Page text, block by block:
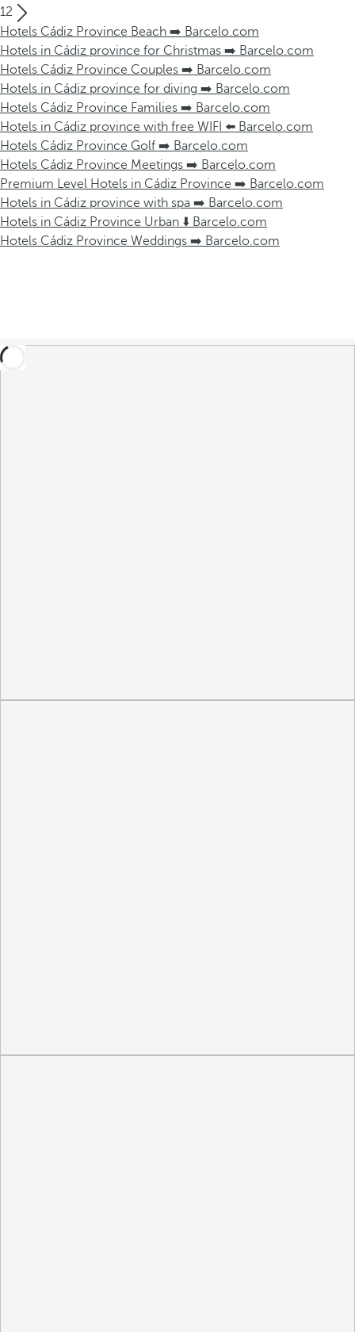
12
Hotels Cádiz Province Beach ➡️ Barcelo.com
Hotels in Cádiz province for Christmas ➡️ Barcelo.com
Hotels Cádiz Province Couples ➡️ Barcelo.com
Hotels in Cádiz province for diving ➡️ Barcelo.com
Hotels Cádiz Province Families ➡️ Barcelo.com
Hotels in Cádiz province with free WIFI ⬅️ Barcelo.com
Hotels Cádiz Province Golf ➡️ Barcelo.com
Hotels Cádiz Province Meetings ➡️ Barcelo.com
Premium Level Hotels in Cádiz Province ➡️ Barcelo.com
Hotels in Cádiz province with spa ➡️ Barcelo.com
Hotels in Cádiz Province Urban ⬇️ Barcelo.com
Hotels Cádiz Province Weddings ➡️ Barcelo.com